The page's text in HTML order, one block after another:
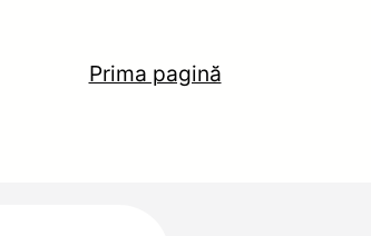
Prima pagină